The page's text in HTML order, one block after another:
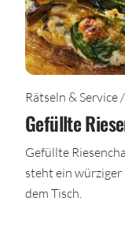
Rätseln & Service
Gefüllte
Gefüllte
steht ein würziger
dem Tisch.